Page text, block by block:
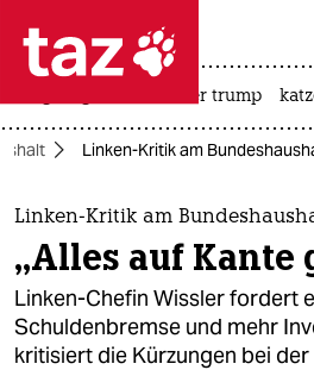
 taz zahl ich
taz zahl ich
themen
politik
öko
usa unter trump
Linken-Kritik am
Linken-Kritik am
„Alles auf Kante
Linken-Chefin Wissler fordert
Schuldenbremse und mehr
kritisiert die Kürzungen bei